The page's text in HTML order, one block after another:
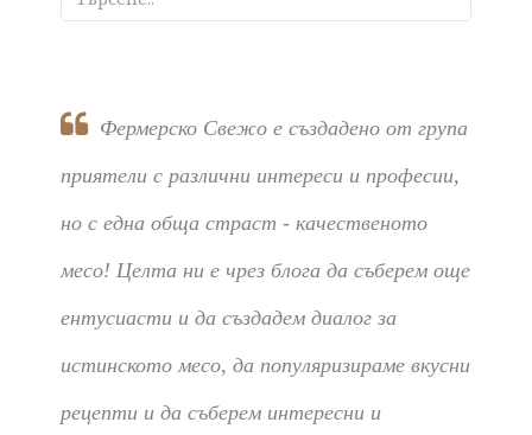
Фермерско Свежо е създадено от група
приятели с различни интереси и професии,
но с една обща страст - качественото
месо! Целта ни е чрез блога да съберем още
ентусиасти и да създадем диалог за
истинското месо, да популяризираме вкусни
рецепти и да съберем интересни и